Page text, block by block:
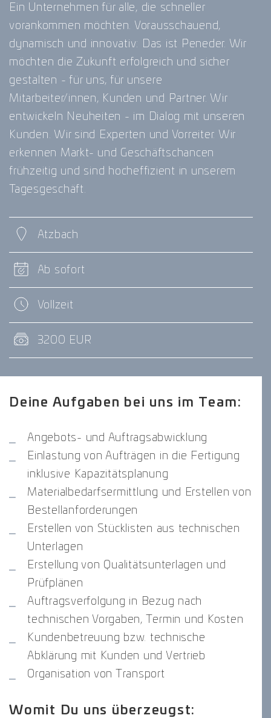
Ein Unternehmen für alle, die schneller
vorankommen möchten. Vorausschauend,
dynamisch und innovativ: Das ist Peneder. Wir
möchten die Zukunft erfolgreich und sicher
gestalten - für uns, für unsere
Mitarbeiter/innen, Kunden und Partner. Wir
entwickeln Neuheiten - im Dialog mit unseren
Kunden. Wir sind Experten und Vorreiter. Wir
erkennen Markt- und Geschäftschancen
frühzeitig und sind hocheffizient in unserem
Tagesgeschäft.
Atzbach
Ab sofort
Vollzeit
3200 EUR
Deine Aufgaben bei uns im Team:
Angebots- und Auftragsabwicklung
Einlastung von Aufträgen in die Fertigung
inklusive Kapazitätsplanung
Materialbedarfsermittlung und Erstellen von
Bestellanforderungen
Erstellen von Stücklisten aus technischen
Unterlagen
Erstellung von Qualitätsunterlagen und
Prüfplänen
Auftragsverfolgung in Bezug nach
technischen Vorgaben, Termin und Kosten
Kundenbetreuung bzw. technische
Abklärung mit Kunden und Vertrieb
Organisation von Transport
Womit Du uns überzeugst: